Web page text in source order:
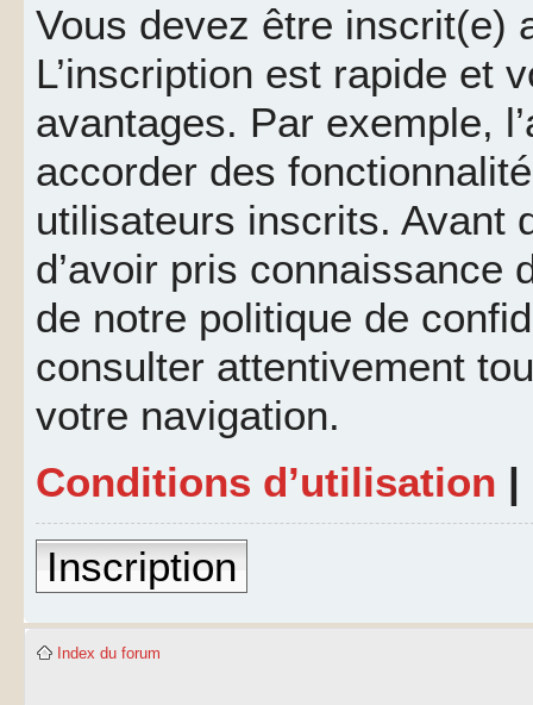
Vous devez être inscrit(e)
L’inscription est rapide et
avantages. Par exemple,
accorder des
utilisateurs inscrits. Avant
d’avoir pris connaissance
de notre politique de
consulter attentivement
votre navigation.
Conditions d’utilisation |
Inscription
Index du forum